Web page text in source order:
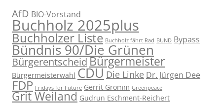
AfD BIO-Vorstand
Buchholz 2025plus
Buchholzer Liste Buchholz fährt Rad BUND Bypass
Bündnis 90/Die Grünen
BürgerentscheidBürgermeister
Bürgermeisterwahl CDU Die Linke Dr. Jürgen Dee
FDP Fridays for Future Gerrit Gromm Greenpeace
Grit Weiland Gudrun Eschment-Reichert